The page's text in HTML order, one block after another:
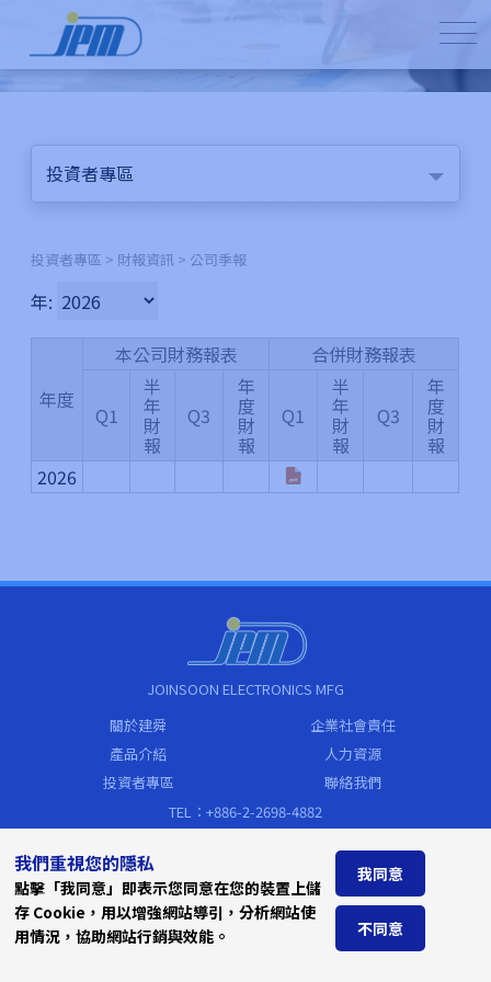
投資者專區
投資者專區 > 財報資訊 > 公司季報
年:
年度
本公司財務報表 合併財務報表
Q1
半
年
財
報
Q3
年
度
財
報
Q1
半
年
財
報
Q3
年
度
財
報
2026
JOINSOON ELECTRONICS MFG
關於建舜
企業社會責任
產品介紹
人力資源
投資者專區
聯絡我們
TEL：+886-2-2698-4882
Address
新北市汐止區新台五路一段79號19樓
(遠東世界中心C棟)
我們重視您的隱私
點擊「我同意」即表示您同意在您的裝置上儲
存 Cookie，用以增強網站導引，分析網站使
用情況，協助網站行銷與效能。
我同意
不同意